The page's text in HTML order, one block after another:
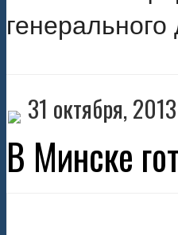
31 октября, 2013
В Минске